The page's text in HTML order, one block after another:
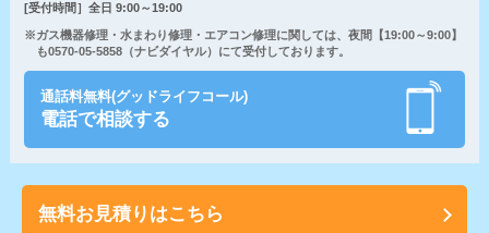
[受付時間］全日 9:00～19:00
※ガス機器修理・水まわり修理・エアコン修理に関しては、夜間【19:00～9:00】
も0570-05-5858（ナビダイヤル）にて受付しております。
通話料無料(グッドライフコール)
電話で相談する
無料お見積りはこちら